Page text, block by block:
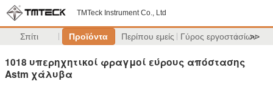
TMTeck Instrument Co., Ltd
Σπίτι Προϊόντα Περίπου εμείς Γύρος εργοστασίων
>>
1018 υπερηχητικοί φραγμοί εύρους απόστασης
Astm χάλυβα